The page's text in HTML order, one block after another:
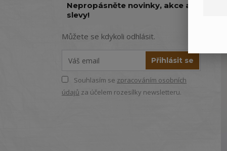
Nepropásněte novinky, akce a
slevy!
Můžete se kdykoli odhlásit.
Přihlásit se
Souhlasím se zpracováním osobních
údajů za účelem rozesílky newsletteru.